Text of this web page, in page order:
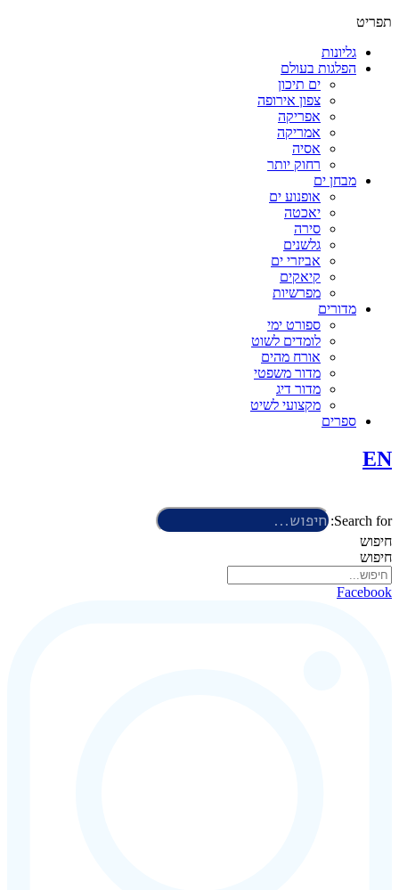
תפריט
גליונות
הפלגות בעולם
ים תיכון
צפון אירופה
אפריקה
אמריקה
אסיה
רחוק יותר
מבחן ים
אופנוע ים
יאכטה
סירה
גלשנים
אביזרי ים
קיאקים
מפרשיות
מדורים
ספורט ימי
לומדים לשוט
אורח מהים
מדור משפטי
מדור דיג
מקצועי לשיט
ספרים
EN
Search for:
חיפוש
חיפוש
Facebook